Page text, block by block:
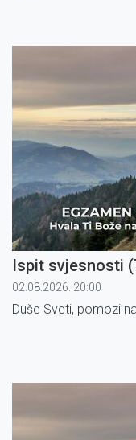
Ispit svjesnosti
02.08.2026. 20:00
Duše Sveti, pomozi